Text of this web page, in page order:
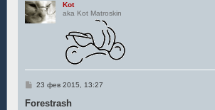
Kot
aka Kot Matroskin
С
о
23 фев 2015, 13:27
Forestrash